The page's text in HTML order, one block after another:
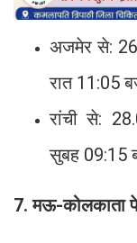
अजमेर से:
रात 11:05
रांची से:
सुबह 09:15
7. मऊ-कोलकाता